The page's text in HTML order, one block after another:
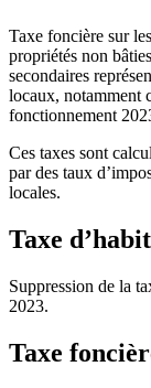
Taxe foncière sur
propriétés non
secondaires
locaux, notamment
fonctionnement
Ces taxes sont
par des taux
locales.
Taxe
Suppression de la
2023.
Taxe